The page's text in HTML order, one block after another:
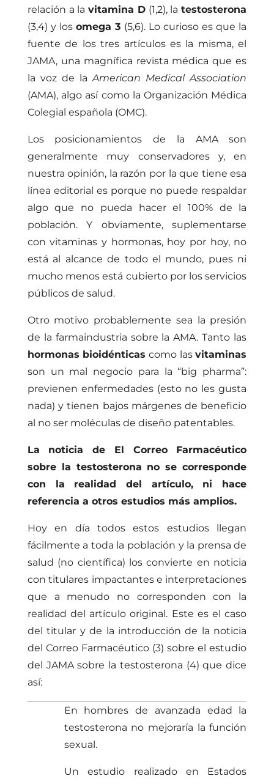
relación a lavitamina D(1,2), latestosterona
(3,4) y losomega 3 (5,6). Lo curioso es que la
fuente de los tres artículos es la misma, el
JAMA, una magnífica revista médica que es
la voz de laAmerican Medical Association
(AMA), algo así como la Organización Médica
Colegial española (OMC).
Los posicionamientos de la AMA son
generalmente muy conservadores y, en
nuestra opinión, la razón por la que tiene esa
línea editorial es porque no puede respaldar
algo que no pueda hacer el 100% de la
población. Y obviamente, suplementarse
con vitaminas y hormonas, hoy por hoy, no
está al alcance de todo el mundo, pues ni
mucho menos está cubierto por los servicios
públicos de salud.
Otro motivo probablemente sea la presión
de la farmaindustria sobre la AMA. Tanto las
hormonas bioidénticas como lasvitaminas
son un mal negocio para la “big pharma”:
previenen enfermedades (esto no les gusta
nada) y tienen bajos márgenes de beneficio
al no ser moléculas de diseño patentables.
La noticia de El Correo Farmacéutico
sobre la testosterona no se corresponde
con la realidad del artículo, ni hace
referencia a otros estudios más amplios.
Hoy en día todos estos estudios llegan
fácilmente a toda la población y la prensa de
salud (no científica) los convierte en noticia
con titulares impactantes e interpretaciones
que a menudo no corresponden con la
realidad del artículo original. Este es el caso
del titular y de la introducción de la noticia
del Correo Farmacéutico (3) sobre el estudio
del JAMA sobre la testosterona (4) que dice
así:
En hombres de avanzada edad la
testosterona no mejoraría la función
sexual.
Un estudio realizado en Estados